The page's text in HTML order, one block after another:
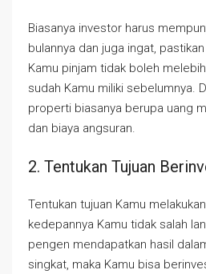
Biasanya investor harus
bulannya dan juga ingat,
Kamu pinjam tidak boleh
sudah Kamu miliki sebelumnya.
properti biasanya berupa uang
dan biaya angsuran.
2. Tentukan Tujuan
Tentukan tujuan Kamu
kedepannya Kamu tidak salah
pengen mendapatkan hasil
singkat, maka Kamu bisa